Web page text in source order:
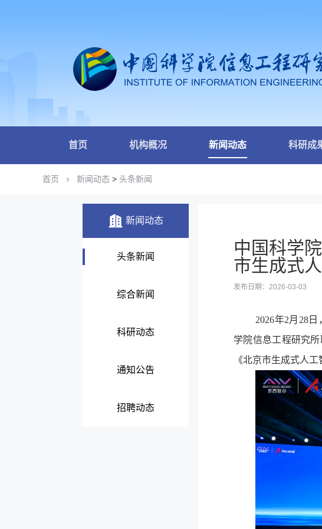
首页 机构概况 新闻动态 科研成
首页 新闻动态 > 头条新闻
新闻动态
头条新闻
综合新闻
科研动态
通知公告
招聘动态
中国科学
市生成式
发布日期：2026-03-03
2026年2月 28日
学院信息工程研究
《北京市生成式人